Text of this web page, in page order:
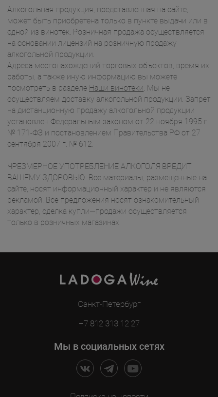
Алкогольная продукция, представленная на сайте,
может быть приобретена только в пункте выдачи или в
одной из винотек. Розничная продажа осуществляется
на основании лицензий на розничную продажу
алкогольной продукции.
Адреса местонахождений торговых объектов, время их
работы, а также иную информацию вы можете
посмотреть в разделе Наши винотеки. Мы не
осуществляем доставку алкогольной продукции. Запрет
на дистанционную продажу алкогольной продукции
установлен Федеральным законом от 22 ноября 1995 г.
№ 171-ФЗ и постановлением Правительства РФ от 27
сентября 2007 г. № 612.
ЧРЕЗМЕРНОЕ УПОТРЕБЛЕНИЕ АЛКОГОЛЯ ВРЕДИТ
ВАШЕМУ ЗДОРОВЬЮ. Все материалы, размещенные на
сайте, носят информационный характер и не являются
рекламой. Все предложения носят ознакомительный
характер, сделка купли—продажи осуществляется
только в розничных магазинах.
Санкт-Петербург
+7 812 313 12 27
Мы в социальных сетях